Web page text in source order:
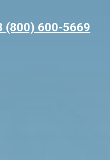
(800) 600-5669